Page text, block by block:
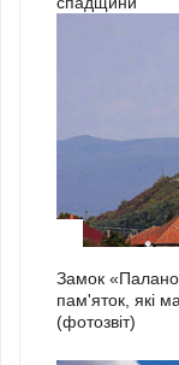
Замок
пам'яток, які
(фотозвіт)